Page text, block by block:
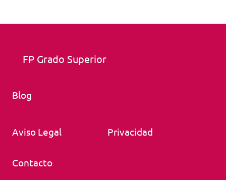
FP Grado Superior
Blog
Aviso Legal Privacidad
Contacto